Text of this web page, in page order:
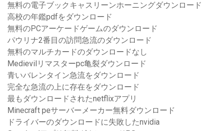
無料の電子ブックキャスリーンホーニングダウンロード
高校の年鑑pdfをダウンロード
無料のPCアーケードゲームのダウンロード
パウリナ2番目の訪問急流のダウンロード
無料のマルチカードのダウンロードなし
Medievilリマスターpc亀裂ダウンロード
青いバレンタイン急流をダウンロード
完全な急流の上に存在をダウンロード
最もダウンロードされたnetflixアプリ
Minecraft peサーバーメーカー無料ダウンロード
ドライバーのダウンロードに失敗したnvidia